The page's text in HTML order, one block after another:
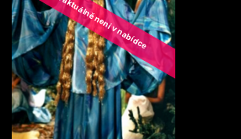
Pořad aktuálně není v nabídce